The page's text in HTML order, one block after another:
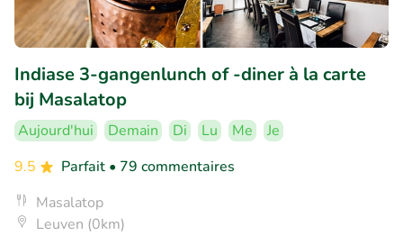
Indiase 3-gangenlunch of -diner à la carte
bij Masalatop
Aujourd'hui Demain Di Lu Me
Je
9.5
Parfait • 79 commentaires
Masalatop
Leuven (0km)